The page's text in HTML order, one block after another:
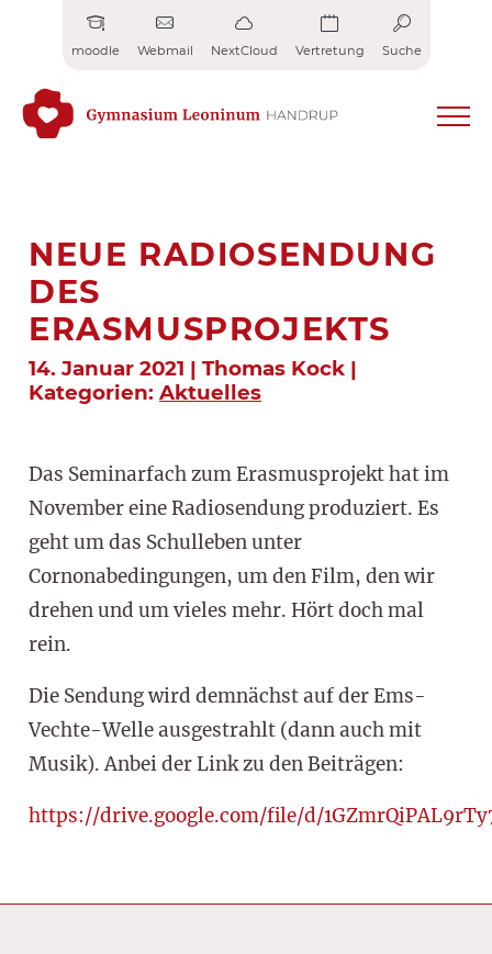
moodle Webmail NextCloud Vertretung Suche
NEUE RADIOSENDUNG
DES
ERASMUSPROJEKTS
14. Januar 2021 | Thomas Kock |
Kategorien: Aktuelles
Das Seminarfach zum Erasmusprojekt hat im
November eine Radiosendung produziert. Es
geht um das Schulleben unter
Cornonabedingungen, um den Film, den wir
drehen und um vieles mehr. Hört doch mal
rein.
Die Sendung wird demnächst auf der Ems-
Vechte-Welle ausgestrahlt (dann auch mit
Musik). Anbei der Link zu den Beiträgen:
https://drive.google.com/file/d/